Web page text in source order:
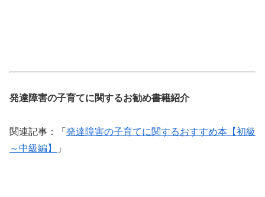
発達障害の子育てに関するお勧め書籍紹介
関連記事：「 発達障害の子育てに関するおすすめ本【初級
～中級編】
」